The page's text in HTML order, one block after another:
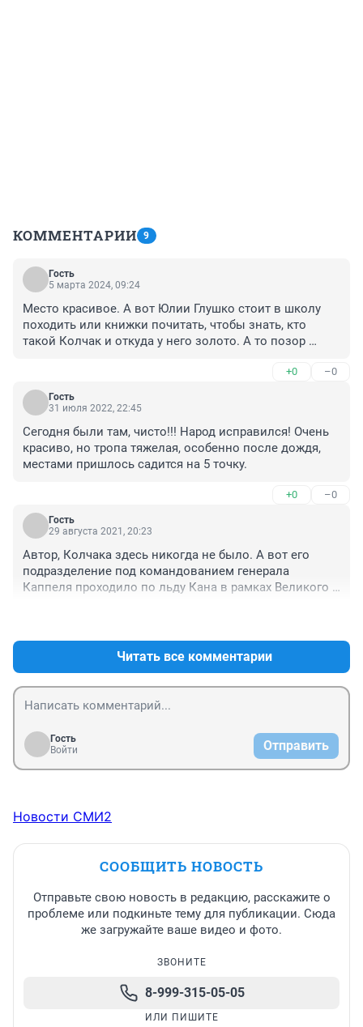
КОММЕНТАРИИ 9
Гость
5 марта 2024, 09:24
Место красивое. А вот Юлии Глушко стоит в школу
походить или книжки почитать, чтобы знать, кто
такой Колчак и откуда у него золото. А то позор
+0 –0
Гость
31 июля 2022, 22:45
Сегодня были там, чисто!!! Народ исправился! Очень
красиво, но тропа тяжелая, особенно после дождя,
местами пришлось садится на 5 точку.
+0 –0
Гость
29 августа 2021, 20:23
Автор, Колчака здесь никогда не было. А вот его
подразделение под командованием генерала
Каппеля проходило по льду Кана в рамках Великого
Читать все комментарии
Гость
Войти
Отправить
Новости СМИ2
СООБЩИТЬ НОВОСТЬ
Отправьте свою новость в редакцию, расскажите о
проблеме или подкиньте тему для публикации. Сюда
же загружайте ваше видео и фото.
ЗВОНИТЕ
8-999-315-05-05
ИЛИ ПИШИТЕ